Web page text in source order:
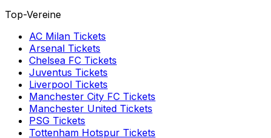
Top-Vereine
AC Milan Tickets
Arsenal Tickets
Chelsea FC Tickets
Juventus Tickets
Liverpool Tickets
Manchester City FC Tickets
Manchester United Tickets
PSG Tickets
Tottenham Hotspur Tickets